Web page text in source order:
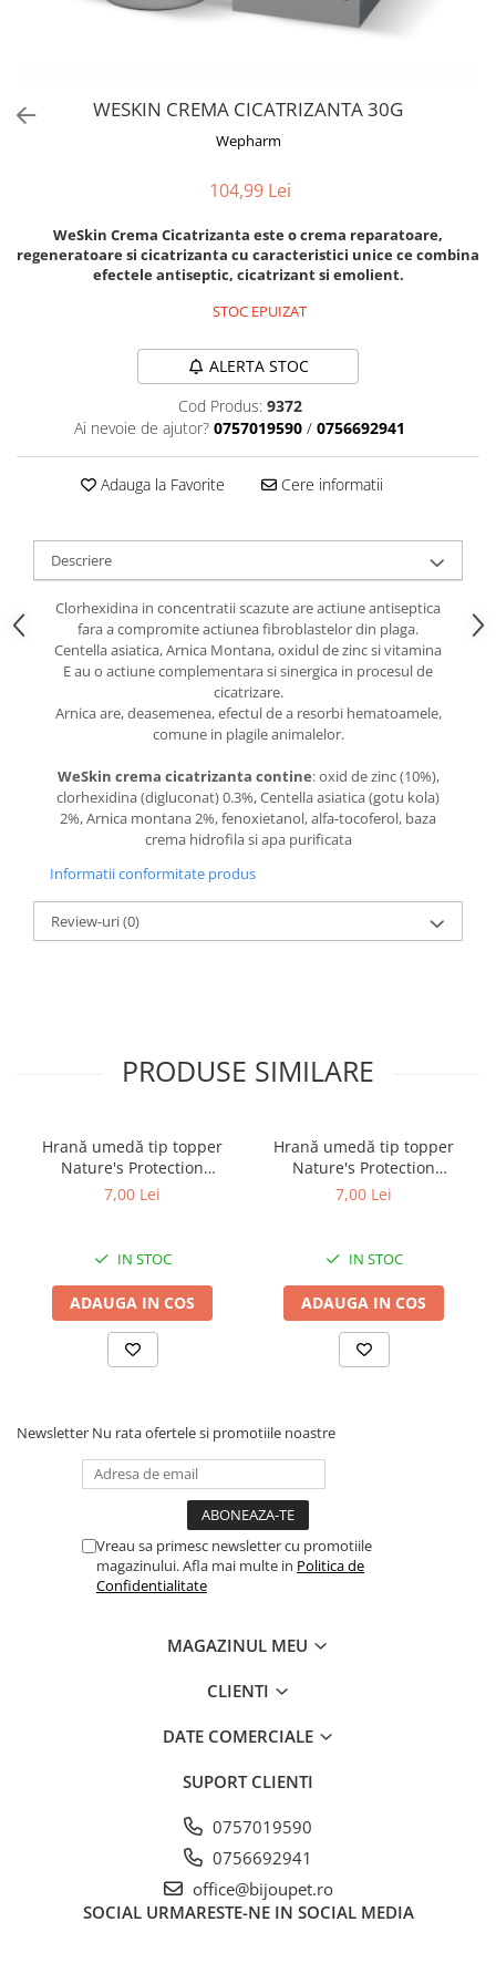
Hrana umeda
Batoane branza Yak
Castroane si Dozatoare
Lemne si coarne de cerb sau
Perii si Piepteni
Produse Igiena si Ingrijire
Saltele cu efect de racire
Suplimente
WESKIN CREMA CICATRIZANTA 30G
Wepharm
104,99 Lei
WeSkin Crema Cicatrizanta este o crema reparatoare,
regeneratoare si cicatrizanta cu caracteristici unice ce combina
efectele antiseptic, cicatrizant si emolient.
STOC EPUIZAT
ALERTA STOC
Cod Produs: 9372
Ai nevoie de ajutor? 0757019590 / 0756692941
Adauga la Favorite Cere informatii
Descriere
Clorhexidina in concentratii scazute are actiune antiseptica
fara a compromite actiunea fibroblastelor din plaga.
Centella asiatica, Arnica Montana, oxidul de zinc si vitamina
E au o actiune complementara si sinergica in procesul de
cicatrizare.
Arnica are, deasemenea, efectul de a resorbi hematoamele,
comune in plagile animalelor.
WeSkin crema cicatrizanta contine: oxid de zinc (10%),
clorhexidina (digluconat) 0.3%, Centella asiatica (gotu kola)
2%, Arnica montana 2%, fenoxietanol, alfa-tocoferol, baza
crema hidrofila si apa purificata
Informatii conformitate produs
Review-uri(0)
PRODUSE SIMILARE
Hrană umedă tip topper
Nature's Protection
Superior Care cu Ton și
eliminarea petelor din jurul
7,00 Lei
IN STOC
ADAUGA IN COS
Hrană umedă tip topper
Nature's Protection
Superior Care cu Ton și
eliminarea petelor din jurul
7,00 Lei
IN STOC
ADAUGA IN COS
Newsletter Nu rata ofertele si promotiile noastre
Vreau sa primesc newsletter cu promotiile
magazinului. Afla mai multe in Politica de
Confidentialitate
MAGAZINUL MEU
CLIENTI
DATE COMERCIALE
SUPORT CLIENTI
0757019590
0756692941
office@bijoupet.ro
SOCIAL URMARESTE-NE IN SOCIAL MEDIA